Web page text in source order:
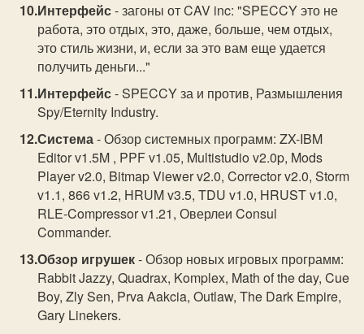
Интерфейс- загоны от CAV inc: "SPECCY это не
работа, это отдых, это, даже, больше, чем отдых,
это стиль жизни, и, если за это вам еще удается
получить деньги..."
Интерфейс- SPECCY за и против, Размышления
Spy/Eternity Industry.
Система- Обзор системных программ: ZX-IBM
Editor v1.5M , PPF v1.05, Multistudio v2.0p, Mods
Player v2.0, Bitmap Viewer v2.0, Corrector v2.0, Storm
v1.1, 866 v1.2, HRUM v3.5, TDU v1.0, HRUST v1.0,
RLE-Compressor v1.21, Оверлеи Consul
Commander.
Обзор игрушек- Обзор новых игровых программ:
Rabbit Jazzy, Quadrax, Komplex, Math of the day, Cue
Boy, Zly Sen, Prva Aakcia, Outlaw, The Dark Empire,
Gary Linekers.